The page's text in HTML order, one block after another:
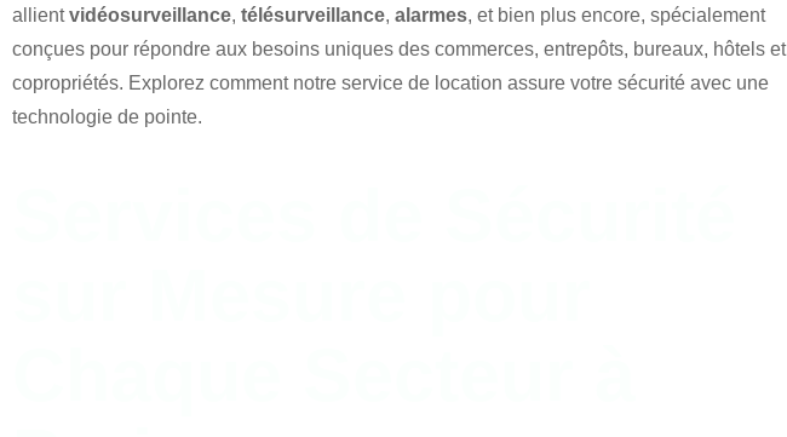
allientvidéosurveillance, télésurveillance, alarmes, et bien plus encore, spécialement
conçues pour répondre aux besoins uniques des commerces, entrepôts, bureaux, hôtels et
copropriétés. Explorez comment notre service de location assure votre sécurité avec une
technologie de pointe.